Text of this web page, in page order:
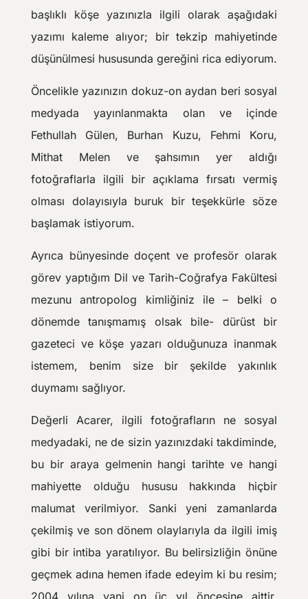
başlıklı köşe yazınızla ilgili olarak aşağıdaki
yazımı kaleme alıyor; bir tekzip mahiyetinde
düşünülmesi hususunda gereğini rica ediyorum.
Öncelikle yazınızın dokuz-on aydan beri sosyal
medyada yayınlanmakta olan ve içinde
Fethullah Gülen, Burhan Kuzu, Fehmi Koru,
Mithat Melen ve şahsımın yer aldığı
fotoğraflarla ilgili bir açıklama fırsatı vermiş
olması dolayısıyla buruk bir teşekkürle söze
başlamak istiyorum.
Ayrıca bünyesinde doçent ve profesör olarak
görev yaptığım Dil ve Tarih-Coğrafya Fakültesi
mezunu antropolog kimliğiniz ile – belki o
dönemde tanışmamış olsak bile- dürüst bir
gazeteci ve köşe yazarı olduğunuza inanmak
istemem, benim size bir şekilde yakınlık
duymamı sağlıyor.
Değerli Acarer, ilgili fotoğrafların ne sosyal
medyadaki, ne de sizin yazınızdaki takdiminde,
bu bir araya gelmenin hangi tarihte ve hangi
mahiyette olduğu hususu hakkında hiçbir
malumat verilmiyor. Sanki yeni zamanlarda
çekilmiş ve son dönem olaylarıyla da ilgili imiş
gibi bir intiba yaratılıyor. Bu belirsizliğin önüne
geçmek adına hemen ifade edeyim ki bu resim;
2004 yılına yani on üç yıl öncesine aittir.